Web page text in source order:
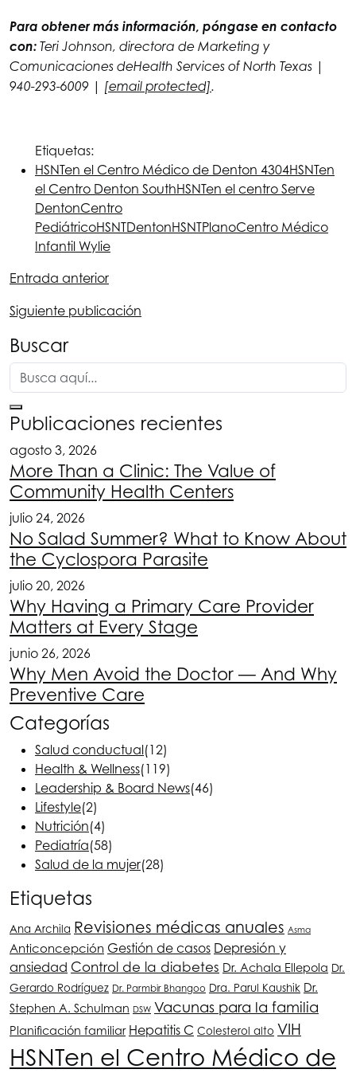
Para obtener más información, póngase en contacto
con: Teri Johnson, directora de Marketing y
Comunicaciones deHealth Services of North Texas |
940-293-6009 | [email protected].
Etiquetas:
HSNTen el Centro Médico de Denton 4304HSNTen
el Centro Denton SouthHSNTen el centro Serve
DentonCentro
PediátricoHSNTDentonHSNTPlanoCentro Médico
Infantil Wylie
Entrada anterior
Siguiente publicación
Buscar
Publicaciones recientes
agosto 3, 2026
More Than a Clinic: The Value of
Community Health Centers
julio 24, 2026
No Salad Summer? What to Know About
the Cyclospora Parasite
julio 20, 2026
Why Having a Primary Care Provider
Matters at Every Stage
junio 26, 2026
Why Men Avoid the Doctor — And Why
Preventive Care
Categorías
Salud conductual(12)
Health & Wellness(119)
Leadership & Board News(46)
Lifestyle(2)
Nutrición(4)
Pediatría(58)
Salud de la mujer(28)
Etiquetas
Ana Archila Revisiones médicas anuales Asma
Anticoncepción Gestión de casos Depresión y
ansiedad Control de la diabetes Dr. Achala Ellepola Dr.
Gerardo Rodríguez Dr. Parmbir Bhangoo Dra. Parul Kaushik Dr.
Stephen A. Schulman DSW Vacunas para la familia
Planificación familiar Hepatitis C Colesterol alto VIH
HSNTen el Centro Médico de